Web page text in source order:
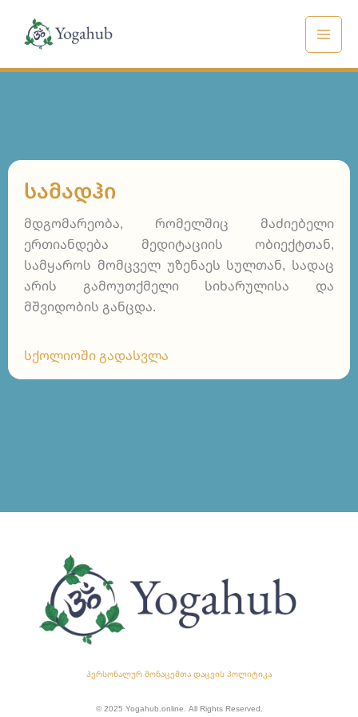
content
ᲡᲐᲛᲐᲓᲰᲘ
მდგომარეობა, რომელშიც მაძიებელი
ერთიანდება მედიტაციის ობიექტთან,
სამყაროს მომცველ უზენაეს სულთან, სადაც
არის გამოუთქმელი სიხარულისა და
მშვიდობის განცდა.
სქოლიოში გადასვლა
პერსონალურ მონაცემთა დაცვის პოლიტიკა
© 2025 Yogahub.online. All Rights Reserved.